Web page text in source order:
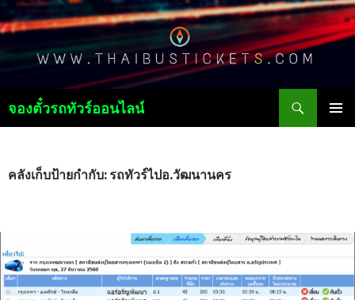
จองตั๋วรถทัวร์ออนไลน์
เนื้อหา
คลังเก็บป้ายกำกับ: รถทัวร์ไปอ.วัฒนานคร